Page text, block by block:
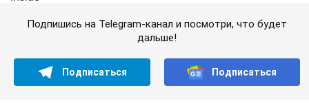
Подпишись на Telegram-канал и посмотри, что будет
дальше!
Подписаться Подписаться